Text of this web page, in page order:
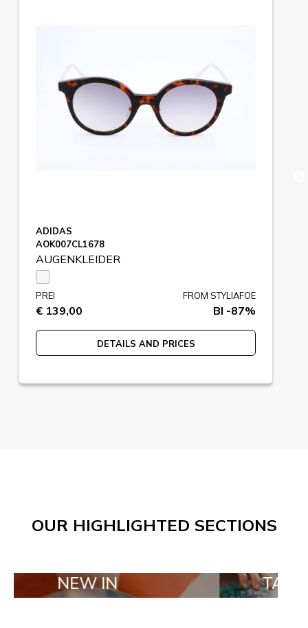
ADIDAS
AOK007CL1678
AUGENKLEIDER
PREI
€ 139,00
FROM STYLIAFOE
BI -87%
DETAILS AND PRICES
OUR HIGHLIGHTED SECTIONS
TAILOR MADE